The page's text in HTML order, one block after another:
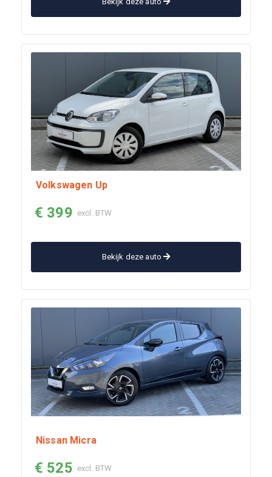
Volkswagen Up
€ 399 excl. BTW
Bekijk deze auto
Nissan Micra
€ 525 excl. BTW